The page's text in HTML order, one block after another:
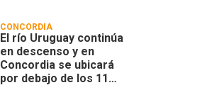
CONCORDIA
El río Uruguay continúa
en descenso y en
Concordia se ubicará
por debajo de los 11